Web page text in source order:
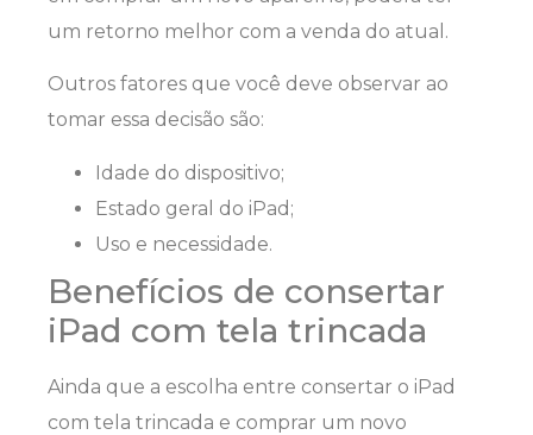
um retorno melhor com a venda do atual.
Outros fatores que você deve observar ao
tomar essa decisão são:
Idade do dispositivo;
Estado geral do iPad;
Uso e necessidade.
Benefícios de consertar
iPad com tela trincada
Ainda que a escolha entre consertar o iPad
com tela trincada e comprar um novo